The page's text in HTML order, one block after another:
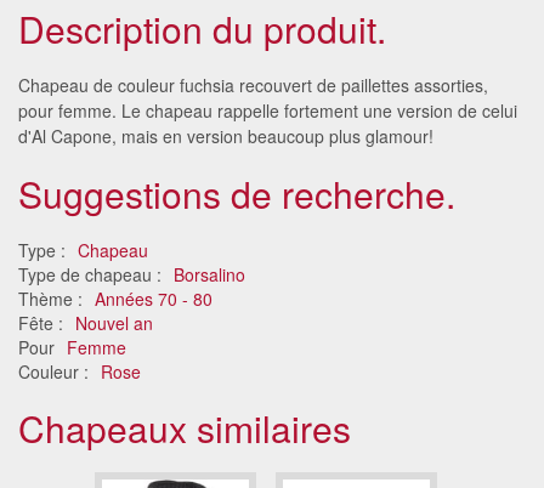
Description du produit.
Chapeau de couleur fuchsia recouvert de paillettes assorties,
pour femme. Le chapeau rappelle fortement une version de celui
d'Al Capone, mais en version beaucoup plus glamour!
Suggestions de recherche.
Type : Chapeau
Type de chapeau : Borsalino
Thème : Années 70 - 80
Fête : Nouvel an
Pour Femme
Couleur : Rose
Chapeaux similaires